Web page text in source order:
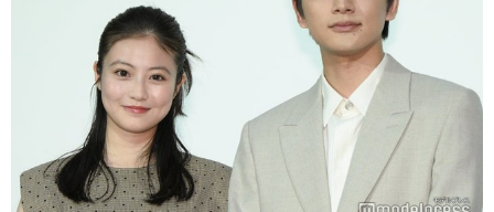
登録・ログイン/マイルーム